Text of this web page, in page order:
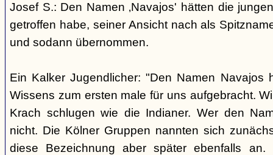
Josef S.: Den Namen ‚Navajos' hätten die
getroffen habe, seiner Ansicht nach als
und sodann übernommen.
Ein Kalker Jugendlicher: "Den Namen Navajos
Wissens zum ersten male für uns aufgebracht.
Krach schlugen wie die Indianer. Wer den
nicht. Die Kölner Gruppen nannten sich
diese Bezeichnung aber später ebenfalls